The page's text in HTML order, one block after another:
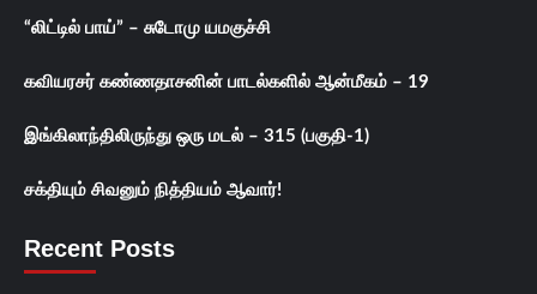
“லிட்டில் பாய்” – சுடோமு யமகுச்சி
கவியரசர் கண்ணதாசனின் பாடல்களில் ஆன்மீகம் – 19
இங்கிலாந்திலிருந்து ஒரு மடல் – 315 (பகுதி-1)
சக்தியும் சிவனும் நித்தியம் ஆவார்!
Recent Posts